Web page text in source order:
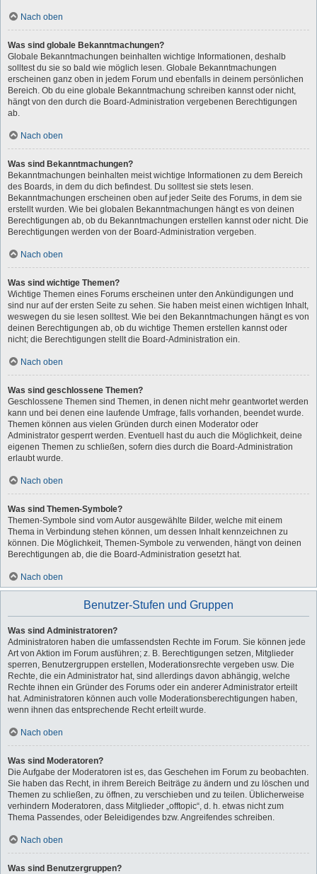
Nach oben
Was sind globale Bekanntmachungen?
Globale Bekanntmachungen beinhalten wichtige Informationen, deshalb
solltest du sie so bald wie möglich lesen. Globale Bekanntmachungen
erscheinen ganz oben in jedem Forum und ebenfalls in deinem persönlichen
Bereich. Ob du eine globale Bekanntmachung schreiben kannst oder nicht,
hängt von den durch die Board-Administration vergebenen Berechtigungen
ab.
Nach oben
Was sind Bekanntmachungen?
Bekanntmachungen beinhalten meist wichtige Informationen zu dem Bereich
des Boards, in dem du dich befindest. Du solltest sie stets lesen.
Bekanntmachungen erscheinen oben auf jeder Seite des Forums, in dem sie
erstellt wurden. Wie bei globalen Bekanntmachungen hängt es von deinen
Berechtigungen ab, ob du Bekanntmachungen erstellen kannst oder nicht. Die
Berechtigungen werden von der Board-Administration vergeben.
Nach oben
Was sind wichtige Themen?
Wichtige Themen eines Forums erscheinen unter den Ankündigungen und
sind nur auf der ersten Seite zu sehen. Sie haben meist einen wichtigen Inhalt,
weswegen du sie lesen solltest. Wie bei den Bekanntmachungen hängt es von
deinen Berechtigungen ab, ob du wichtige Themen erstellen kannst oder
nicht; die Berechtigungen stellt die Board-Administration ein.
Nach oben
Was sind geschlossene Themen?
Geschlossene Themen sind Themen, in denen nicht mehr geantwortet werden
kann und bei denen eine laufende Umfrage, falls vorhanden, beendet wurde.
Themen können aus vielen Gründen durch einen Moderator oder
Administrator gesperrt werden. Eventuell hast du auch die Möglichkeit, deine
eigenen Themen zu schließen, sofern dies durch die Board-Administration
erlaubt wurde.
Nach oben
Was sind Themen-Symbole?
Themen-Symbole sind vom Autor ausgewählte Bilder, welche mit einem
Thema in Verbindung stehen können, um dessen Inhalt kennzeichnen zu
können. Die Möglichkeit, Themen-Symbole zu verwenden, hängt von deinen
Berechtigungen ab, die die Board-Administration gesetzt hat.
Nach oben
Benutzer-Stufen und Gruppen
Was sind Administratoren?
Administratoren haben die umfassendsten Rechte im Forum. Sie können jede
Art von Aktion im Forum ausführen; z. B. Berechtigungen setzen, Mitglieder
sperren, Benutzergruppen erstellen, Moderationsrechte vergeben usw. Die
Rechte, die ein Administrator hat, sind allerdings davon abhängig, welche
Rechte ihnen ein Gründer des Forums oder ein anderer Administrator erteilt
hat. Administratoren können auch volle Moderationsberechtigungen haben,
wenn ihnen das entsprechende Recht erteilt wurde.
Nach oben
Was sind Moderatoren?
Die Aufgabe der Moderatoren ist es, das Geschehen im Forum zu beobachten.
Sie haben das Recht, in ihrem Bereich Beiträge zu ändern und zu löschen und
Themen zu schließen, zu öffnen, zu verschieben und zu teilen. Üblicherweise
verhindern Moderatoren, dass Mitglieder „offtopic“, d. h. etwas nicht zum
Thema Passendes, oder Beleidigendes bzw. Angreifendes schreiben.
Nach oben
Was sind Benutzergruppen?